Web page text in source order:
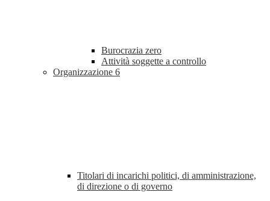
Burocrazia zero
Attività soggette a controllo
Organizzazione 6
Titolari di incarichi politici, di amministrazione,
di direzione o di governo